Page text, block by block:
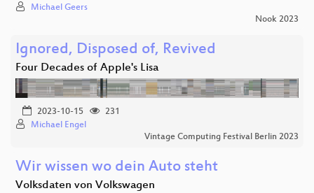
Michael Geers
Nook 2023
Ignored, Disposed of, Revived
Four Decades of Apple's Lisa
2023-10-15
231
Michael Engel
Vintage Computing Festival Berlin 2023
Wir wissen wo dein Auto steht
Volksdaten von Volkswagen